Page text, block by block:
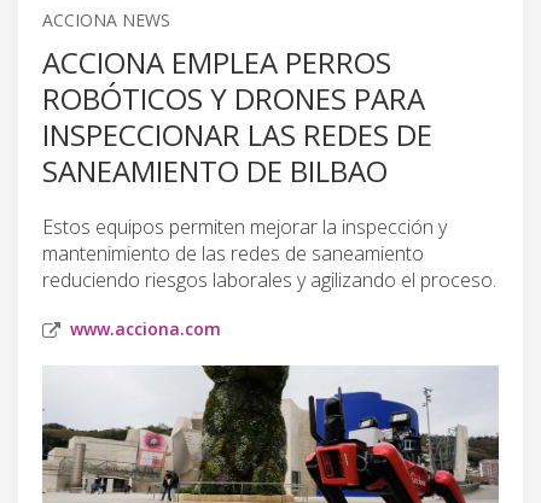
ACCIONA NEWS
ACCIONA EMPLEA PERROS
ROBÓTICOS Y DRONES PARA
INSPECCIONAR LAS REDES DE
SANEAMIENTO DE BILBAO
Estos equipos permiten mejorar la inspección y
mantenimiento de las redes de saneamiento
reduciendo riesgos laborales y agilizando el proceso.
www.acciona.com